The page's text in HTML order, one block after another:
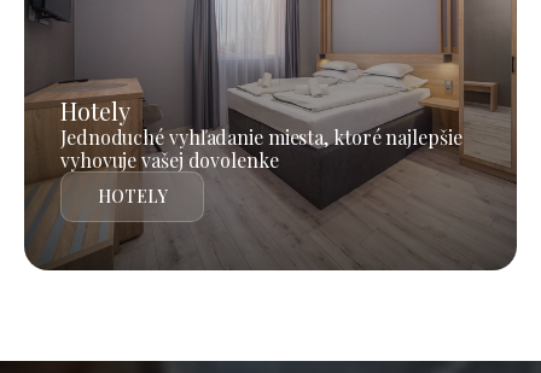
Hotely
Jednoduché vyhľadanie miesta, ktoré najlepšie
vyhovuje vašej dovolenke
HOTELY